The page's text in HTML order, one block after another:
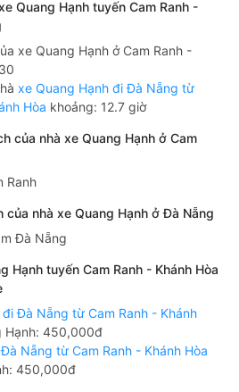
Quang Hạnh tuyến Cam Ranh -
xe Quang Hạnh ở Cam Ranh -
xe Quang Hạnh đi Đà Nẵng từ
Hòa khoảng: 12.7 giờ
của nhà xe Quang Hạnh ở Cam
Ranh
của nhà xe Quang Hạnh ở Đà Nẵng
Đà Nẵng
Hạnh tuyến Cam Ranh - Khánh Hòa
Đà Nẵng từ Cam Ranh - Khánh
Hạnh: 450,000đ
Nẵng từ Cam Ranh - Khánh Hòa
450,000đ